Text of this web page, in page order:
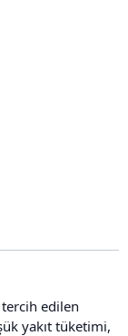
tercih edilen
yakıt tüketimi,